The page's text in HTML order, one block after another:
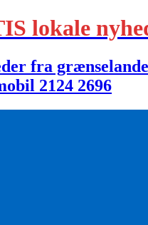
lokale
fra
2124 2696